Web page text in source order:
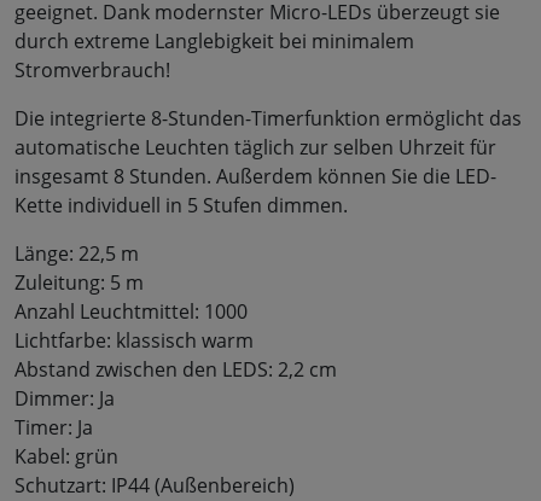
geeignet. Dank modernster Micro-LEDs überzeugt sie
durch extreme Langlebigkeit bei minimalem
Stromverbrauch!
Die integrierte 8-Stunden-Timerfunktion ermöglicht das
automatische Leuchten täglich zur selben Uhrzeit für
insgesamt 8 Stunden. Außerdem können Sie die LED-
Kette individuell in 5 Stufen dimmen.
Länge: 22,5 m
Zuleitung: 5 m
Anzahl Leuchtmittel: 1000
Lichtfarbe: klassisch warm
Abstand zwischen den LEDS: 2,2 cm
Dimmer: Ja
Timer: Ja
Kabel: grün
Schutzart: IP44 (Außenbereich)